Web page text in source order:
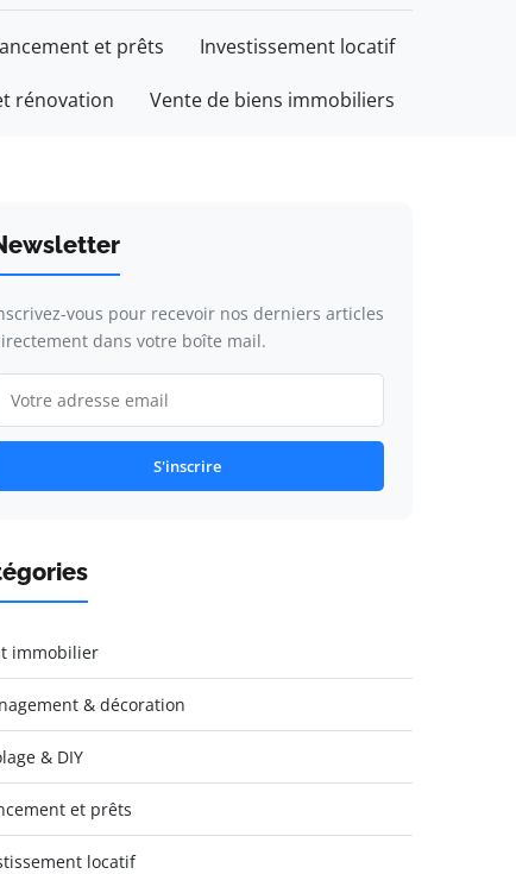
et prêts Investissement locatif
rénovation Vente de biens immobiliers
vous pour recevoir nos derniers articles
dans votre boîte mail.
S'inscrire
immobilier
& décoration
& DIY
et prêts
locatif